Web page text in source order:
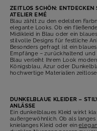
ZEITLOS SCHÖN: ENTDECKEN
ATELIER EMÉ
Blau zählt zu den edelsten
elegante Looks. Ob ein
Midikleid in Blau oder ein
stilvolle Designs für festliche
Besonders gefragt ist ein
Empfänge – zurückhaltend
Blau verleiht Ihrem Look
Königsblau, Azur oder
hochwertige Materialien
DUNKELBLAUE KLEIDER –
ANLÄSSE
Ein dunkelblaues Kleid wirkt
außergewöhnlich. Ob als
knielanges Kleid oder ein